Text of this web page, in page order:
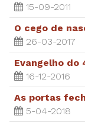
15-09-2011
O cego de
26-03-2017
Evangelho do
16-12-2016
As portas
5-04-2018